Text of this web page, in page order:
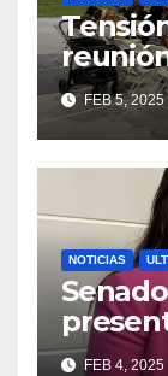
FEB 5, 2025
NOTICIAS
FEB 4, 2025